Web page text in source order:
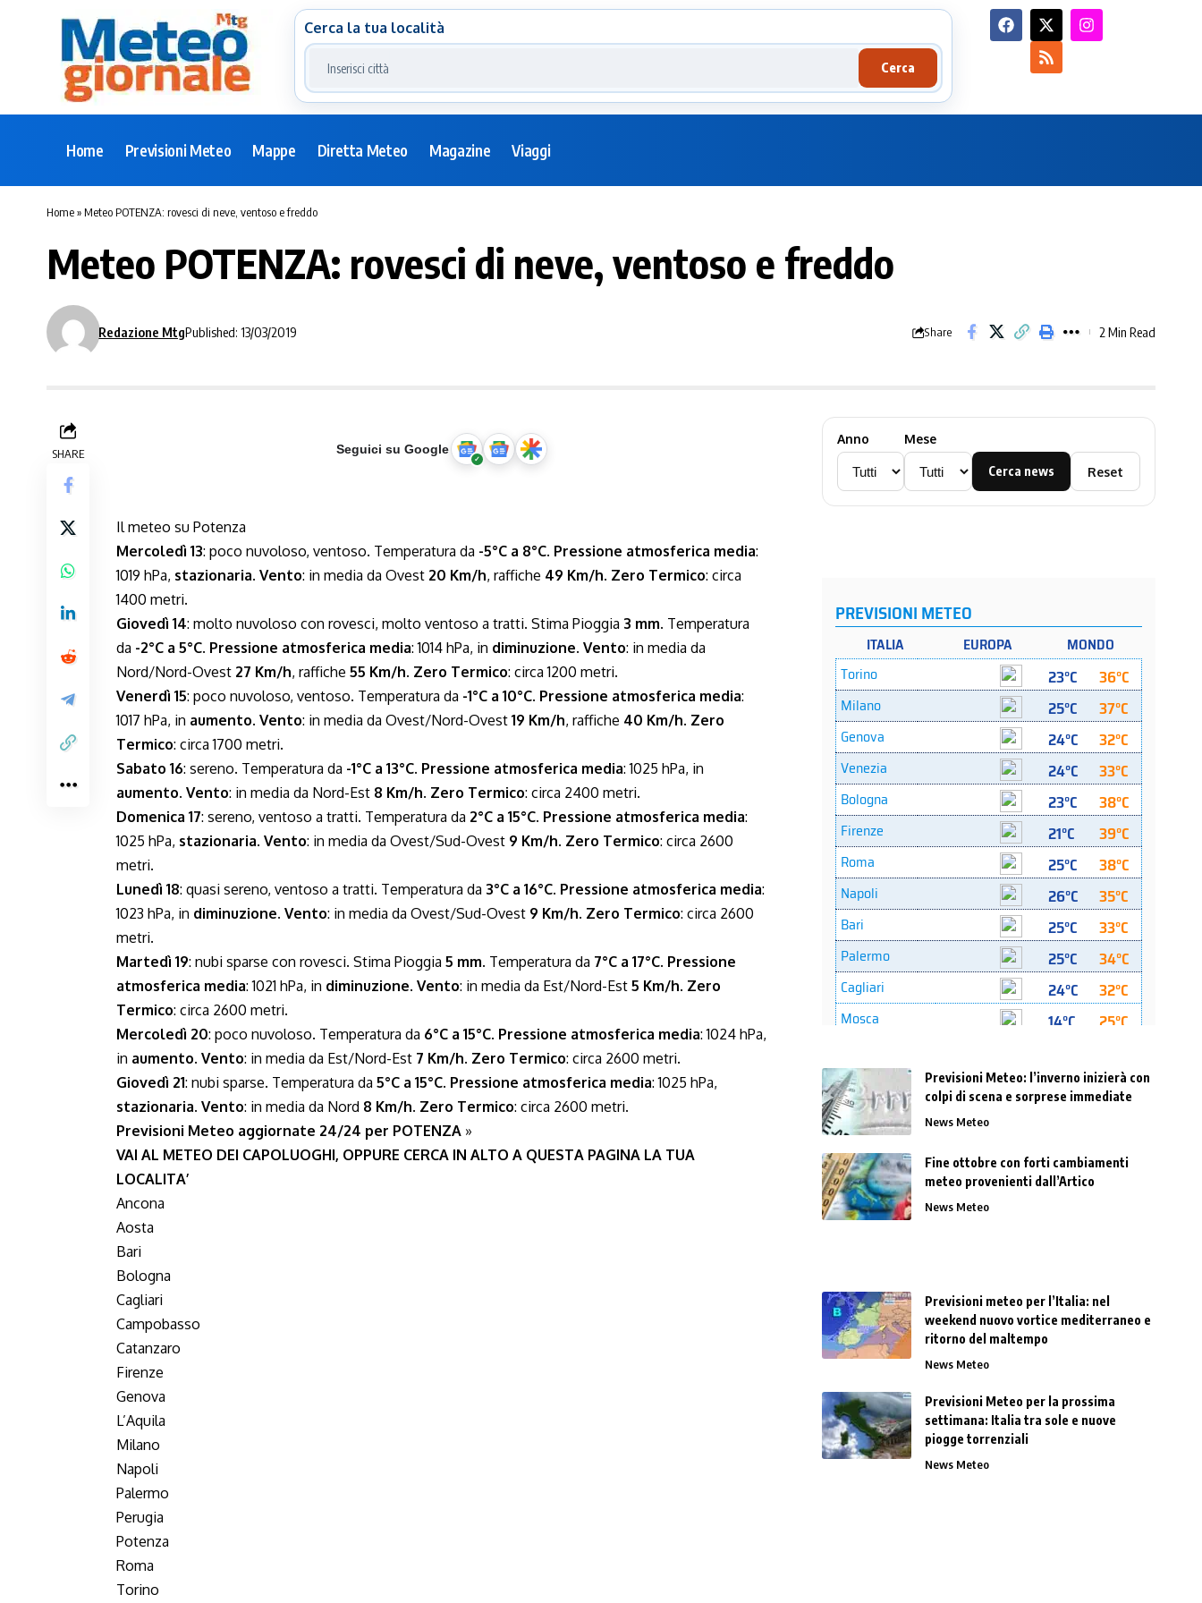
Cerca la tua località
Cerca
Home Previsioni Meteo Mappe Diretta Meteo Magazine Viaggi
Home»Meteo POTENZA: rovesci di neve, ventoso e freddo
Meteo POTENZA: rovesci di neve, ventoso e freddo
Redazione MtgPublished: 13/03/2019 Share 2 Min Read
SHARE Seguici su Google
Il meteo su Potenza
Mercoledì 13: poco nuvoloso, ventoso. Temperatura da -5°C a 8°C. Pressione atmosferica media:
1019 hPa, stazionaria. Vento: in media da Ovest 20 Km/h, raffiche 49 Km/h. Zero Termico: circa
1400 metri.
Giovedì 14: molto nuvoloso con rovesci, molto ventoso a tratti. Stima Pioggia 3 mm. Temperatura
da -2°C a 5°C. Pressione atmosferica media: 1014 hPa, in diminuzione. Vento: in media da
Nord/Nord-Ovest 27 Km/h, raffiche 55 Km/h. Zero Termico: circa 1200 metri.
Venerdì 15: poco nuvoloso, ventoso. Temperatura da -1°C a 10°C. Pressione atmosferica media:
1017 hPa, in aumento. Vento: in media da Ovest/Nord-Ovest 19 Km/h, raffiche 40 Km/h. Zero
Termico: circa 1700 metri.
Sabato 16: sereno. Temperatura da -1°C a 13°C. Pressione atmosferica media: 1025 hPa, in
aumento. Vento: in media da Nord-Est 8 Km/h. Zero Termico: circa 2400 metri.
Domenica 17: sereno, ventoso a tratti. Temperatura da 2°C a 15°C. Pressione atmosferica media:
1025 hPa, stazionaria. Vento: in media da Ovest/Sud-Ovest 9 Km/h. Zero Termico: circa 2600
metri.
Lunedì 18: quasi sereno, ventoso a tratti. Temperatura da 3°C a 16°C. Pressione atmosferica media:
1023 hPa, in diminuzione. Vento: in media da Ovest/Sud-Ovest 9 Km/h. Zero Termico: circa 2600
metri.
Martedì 19: nubi sparse con rovesci. Stima Pioggia 5 mm. Temperatura da 7°C a 17°C. Pressione
atmosferica media: 1021 hPa, in diminuzione. Vento: in media da Est/Nord-Est 5 Km/h. Zero
Termico: circa 2600 metri.
Mercoledì 20: poco nuvoloso. Temperatura da 6°C a 15°C. Pressione atmosferica media: 1024 hPa,
in aumento. Vento: in media da Est/Nord-Est 7 Km/h. Zero Termico: circa 2600 metri.
Giovedì 21: nubi sparse. Temperatura da 5°C a 15°C. Pressione atmosferica media: 1025 hPa,
stazionaria. Vento: in media da Nord 8 Km/h. Zero Termico: circa 2600 metri.
Previsioni Meteo aggiornate 24/24 per POTENZA »
VAI AL METEO DEI CAPOLUOGHI, OPPURE CERCA IN ALTO A QUESTA PAGINA LA TUA
LOCALITA’
Ancona
Aosta
Bari
Bologna
Cagliari
Campobasso
Catanzaro
Firenze
Genova
L’Aquila
Milano
Napoli
Palermo
Perugia
Potenza
Roma
Torino
Anno Mese
Cerca news Reset
Previsioni Meteo: l’inverno inizierà con
colpi di scena e sorprese immediate
News Meteo
Fine ottobre con forti cambiamenti
meteo provenienti dall’Artico
News Meteo
Previsioni meteo per l’Italia: nel
weekend nuovo vortice mediterraneo e
ritorno del maltempo
News Meteo
Previsioni Meteo per la prossima
settimana: Italia tra sole e nuove
piogge torrenziali
News Meteo